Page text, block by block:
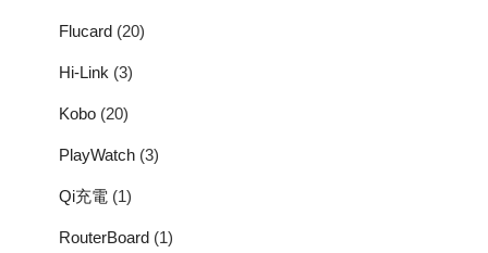
Flucard (20)
Hi-Link (3)
Kobo (20)
PlayWatch (3)
Qi充電 (1)
RouterBoard (1)